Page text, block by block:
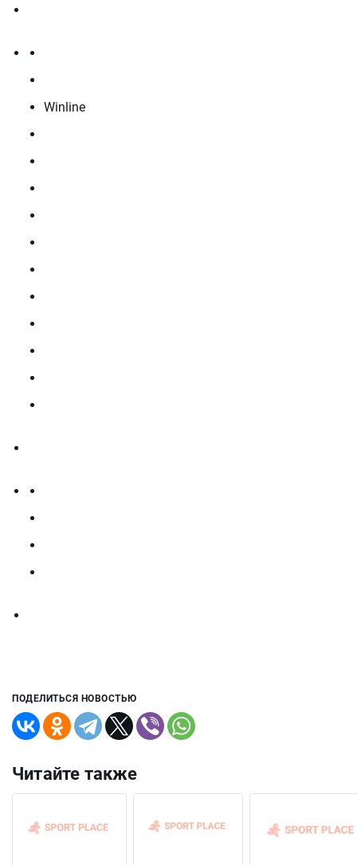
Winline
ПОДЕЛИТЬСЯ НОВОСТЬЮ
Читайте также